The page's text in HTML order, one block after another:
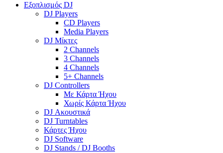
Εξοπλισμός DJ
DJ Players
CD Players
Media Players
DJ Μίκτες
2 Channels
3 Channels
4 Channels
5+ Channels
DJ Controllers
Με Κάρτα Ήχου
Χωρίς Κάρτα Ήχου
DJ Ακουστικά
DJ Turntables
Κάρτες Ήχου
DJ Software
DJ Stands / DJ Booths